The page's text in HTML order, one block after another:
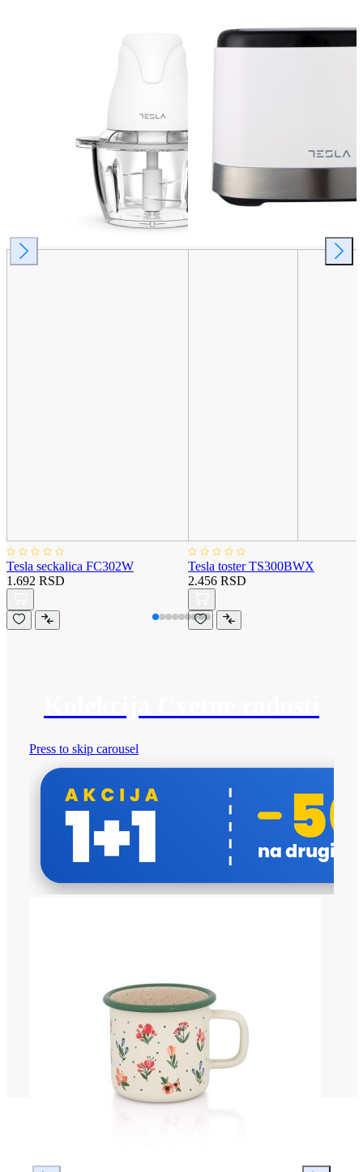
Tesla seckalica FC302W
1.692 RSD
Tesla toster TS300BWX
2.456 RSD
Press to skip carousel